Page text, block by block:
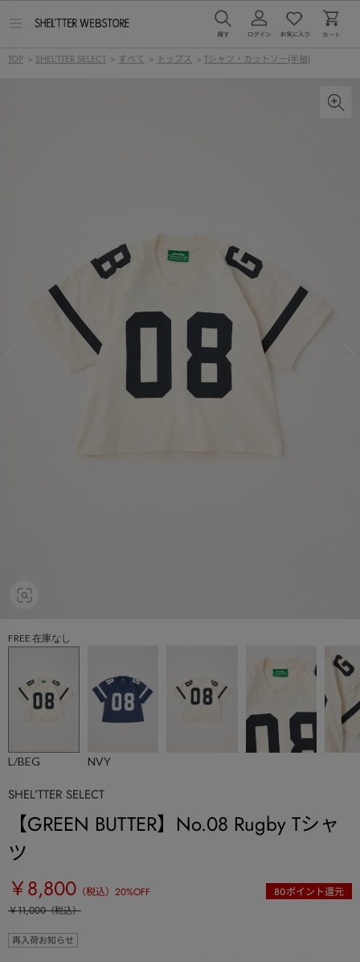
ー
TOP > SHEL'TTER SELECT > すべて > トップス > Tシャツ・カットソー(半袖)
FREE 在庫なし
L/BEG NVY
SHEL’TTER SELECT
【GREEN BUTTER】No.08 Rugby Tシャ
ツ
￥8,800 （税込） 20%OFF 80ポイント還元
￥11,000（税込）
再入荷お知らせ